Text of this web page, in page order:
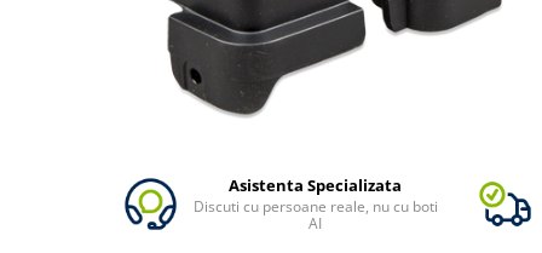
Cauta dupa capacitate
Cauta dupa marca
Asistenta Specializata
Discuti cu persoane reale, nu cu boti
AI